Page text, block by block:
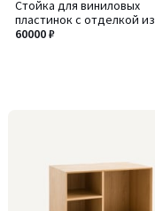
Стойка для виниловых
пластинок с отделкой из
шпора ореха, Д60xГ42 см,
60000 ₽